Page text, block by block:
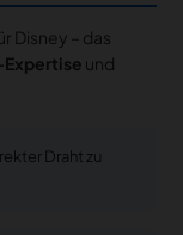
Disney – das
und
Draht zu